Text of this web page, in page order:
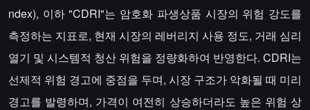
ndex), 이하 "CDRI"는 암호화 파생상품 시장의 위험 강도를
측정하는 지표로, 현재 시장의 레버리지 사용 정도, 거래 심리
열기 및 시스템적 청산 위험을 정량화하여 반영한다. CDRI는
선제적 위험 경고에 중점을 두며, 시장 구조가 악화될 때 미리
경고를 발령하며, 가격이 여전히 상승하더라도 높은 위험 상